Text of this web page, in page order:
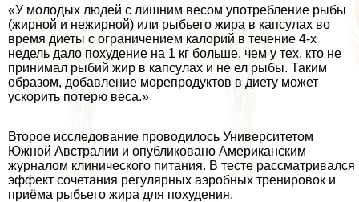
«У молодых людей с лишним весом употрeбление рыбы
(жирной и нежирной) или рыбьего жира в капсулах во
время диеты с ограничением калорий в течение 4-х
недель дало похудение на 1 кг больше, чем у тех, кто не
принимал рыбий жир в капсулах и не ел рыбы. Таким
образом, добавление морепродуктов в диету может
ускорить потерю веса.»
Второе исследование проводилось Университетом
Южной Австралии и опубликовано Американским
журналом клинического питания. В тесте рассматривался
эффект сочетания регулярных аэробных тренировок и
приёма рыбьего жира для похудения.